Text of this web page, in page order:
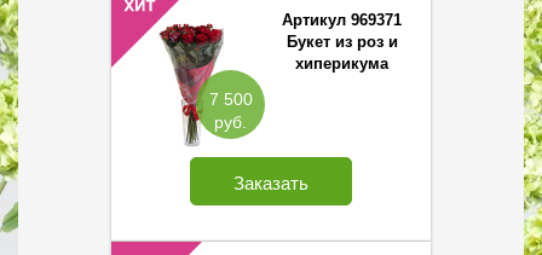
7 500
руб.
Артикул 969371
Букет из роз и
хиперикума
Заказать